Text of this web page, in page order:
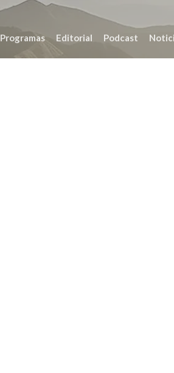
Programas Editorial Podcast